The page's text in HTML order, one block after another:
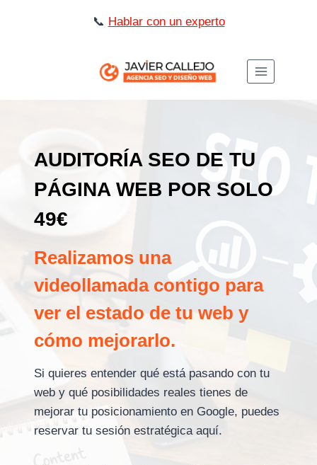
📞 Hablar con un experto
AUDITORÍA SEO DE TU
PÁGINA WEB POR SOLO
49€
Realizamos una
videollamada contigo para
ver el estado de tu web y
cómo mejorarlo.
Si quieres entender qué está pasando con tu
web y qué posibilidades reales tienes de
mejorar tu posicionamiento en Google, puedes
reservar tu sesión estratégica aquí.